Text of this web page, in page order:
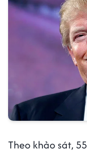
Theo khảo sát,